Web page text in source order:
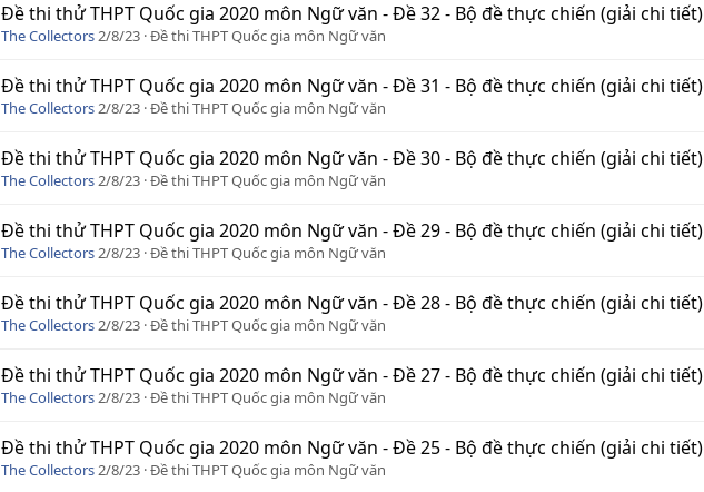
Đề thi thử THPT Quốc gia 2020 môn Ngữ văn - Đề 32 - Bộ đề thực chiến (giải chi tiết)
The Collectors2/8/23 Đề thi THPT Quốc gia môn Ngữ văn
Đề thi thử THPT Quốc gia 2020 môn Ngữ văn - Đề 31 - Bộ đề thực chiến (giải chi tiết)
The Collectors2/8/23 Đề thi THPT Quốc gia môn Ngữ văn
Đề thi thử THPT Quốc gia 2020 môn Ngữ văn - Đề 30 - Bộ đề thực chiến (giải chi tiết)
The Collectors2/8/23 Đề thi THPT Quốc gia môn Ngữ văn
Đề thi thử THPT Quốc gia 2020 môn Ngữ văn - Đề 29 - Bộ đề thực chiến (giải chi tiết)
The Collectors2/8/23 Đề thi THPT Quốc gia môn Ngữ văn
Đề thi thử THPT Quốc gia 2020 môn Ngữ văn - Đề 28 - Bộ đề thực chiến (giải chi tiết)
The Collectors2/8/23 Đề thi THPT Quốc gia môn Ngữ văn
Đề thi thử THPT Quốc gia 2020 môn Ngữ văn - Đề 27 - Bộ đề thực chiến (giải chi tiết)
The Collectors2/8/23 Đề thi THPT Quốc gia môn Ngữ văn
Đề thi thử THPT Quốc gia 2020 môn Ngữ văn - Đề 25 - Bộ đề thực chiến (giải chi tiết)
The Collectors2/8/23 Đề thi THPT Quốc gia môn Ngữ văn